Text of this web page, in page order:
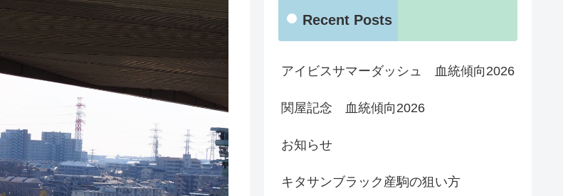
Recent Posts
アイビスサマーダッシュ 血統傾向2026
関屋記念 血統傾向2026
お知らせ
キタサンブラック産駒の狙い方